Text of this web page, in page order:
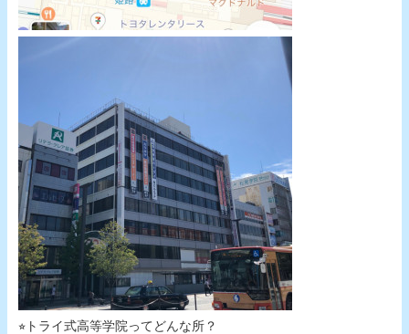
⭐︎トライ式高等学院ってどんな所？